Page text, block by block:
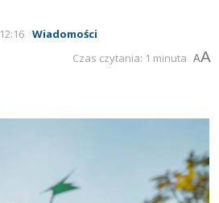
Wiadomości
Czas czytania: 1 minuta AA